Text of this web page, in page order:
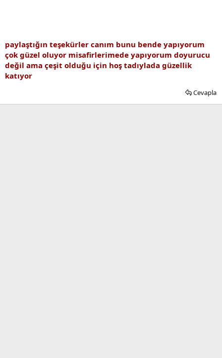
paylaştığın teşekürler canım bunu bende yapıyorum
çok güzel oluyor misafirlerimede yapıyorum doyurucu
değil ama çeşit olduğu için hoş tadıylada güzellik
katıyor
Cevapla